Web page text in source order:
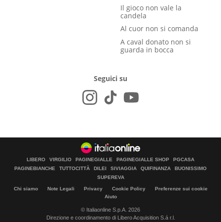
Il gioco non vale la
candela
Al cuor non si comanda
A caval donato non si
guarda in bocca
Seguici su
LIBERO VIRGILIO PAGINEGIALLE PAGINEGIALLE SHOP
PGCASA
PAGINEBIANCHE
TUTTOCITTÀ DILEI SIVIAGGIA QUIFINANZA
BUONISSIMO
SUPEREVA
Chi siamo Note Legali Privacy Cookie Policy
Preferenze sui cookie
Aiuto
© Italiaonline S.p.A. 2026
Direzione e coordinamento di Libero Acquisition S.á r.l.